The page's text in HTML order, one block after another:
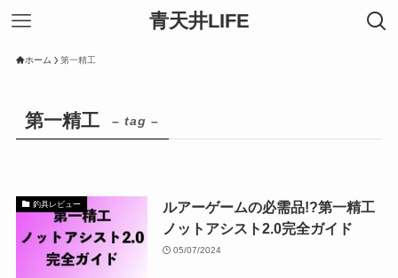
青天井LIFE
ホーム 第一精工
第一精工 – tag –
釣具レビュー
ルアーゲームの必需品!?第一精工
ノットアシスト2.0完全ガイド
05/07/2024